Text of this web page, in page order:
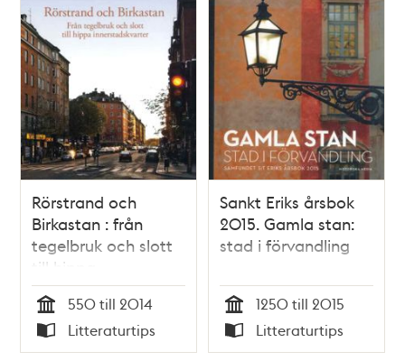
Rörstrand och
Birkastan : från
tegelbruk och slott
till hippa
innerstadskvarter /
Anna Lundqvist
Tid
550 till 2014
Typ
Litteraturtips
Sankt Eriks årsbok
2015. Gamla stan:
stad i förvandling
Tid
1250 till 2015
Typ
Litteraturtips